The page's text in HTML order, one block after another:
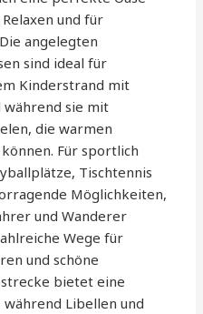
und für
angelegten
sind ideal für
Kinderstrand mit
während sie mit
die warmen
Für sportlich
Tischtennis
Möglichkeiten,
und Wanderer
Wege für
und schöne
bietet eine
Libellen und